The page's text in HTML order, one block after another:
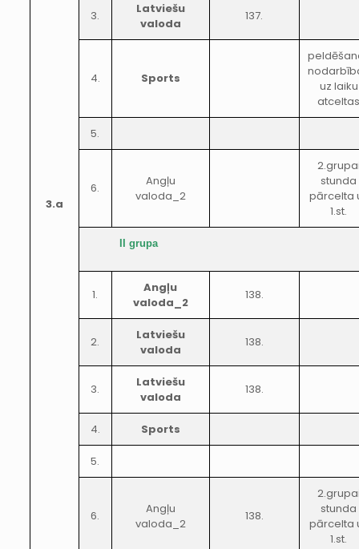
3.a
3.
Latviešu
valoda
137.
4. Sports
uz laiku
5.
6.
Angļu
valoda_2
stunda
pārcelta
1.st.
II grupa
1.
Angļu
valoda_2
138.
2.
Latviešu
valoda
138.
3.
Latviešu
valoda
138.
4. Sports
5.
6.
Angļu
valoda_2
138.
stunda
pārcelta
1.st.